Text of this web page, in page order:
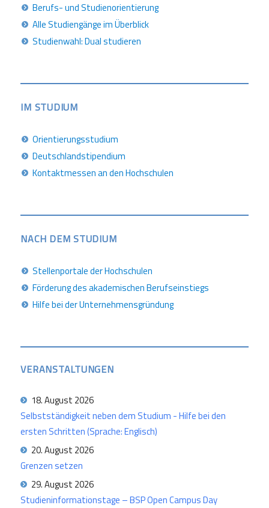
Berufs- und Studienorientierung
Alle Studiengänge im Überblick
Studienwahl: Dual studieren
IM STUDIUM
Orientierungsstudium
Deutschlandstipendium
Kontaktmessen an den Hochschulen
NACH DEM STUDIUM
Stellenportale der Hochschulen
Förderung des akademischen Berufseinstiegs
Hilfe bei der Unternehmensgründung
VERANSTALTUNGEN
18. August 2026
Selbstständigkeit neben dem Studium - Hilfe bei den
ersten Schritten (Sprache: Englisch)
20. August 2026
Grenzen setzen
29. August 2026
Studieninformationstage – BSP Open Campus Day